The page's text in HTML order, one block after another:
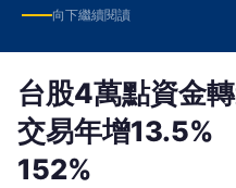
向下繼續閱讀
台股4萬點資金
交易年增13.5%
152%